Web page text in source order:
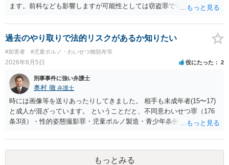
ます。前科なども影響しますが可能性としては窃盗罪ですので、逮捕
過去のやり取りで法的リスクがあるか知りたい
#加害者 #児童ポルノ・わいせつ物頒布等
2026年8月5日 役にたった 2
刑事事件に強い弁護士
奥村 徹 弁護士
時には画像等を送りあったりしてきました。 相手も未成年者(15〜17)
と成人が混ざっています。 ということだと、不同意わいせつ罪（176
条3項）・性的姿態撮影罪・児童ポルノ製造・青少年条例違反（わいせ
で、警察にバレれば、それなりの捜査を受けるでしょう。
もっとみる